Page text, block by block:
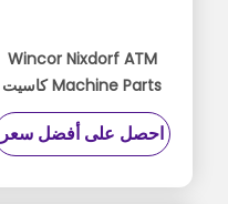
Wincor Nixdorf ATM
Machine Parts كاسيت
CMD مؤشر الجزء
1750056651 - 14 نموذج
احصل على أفضل سعر